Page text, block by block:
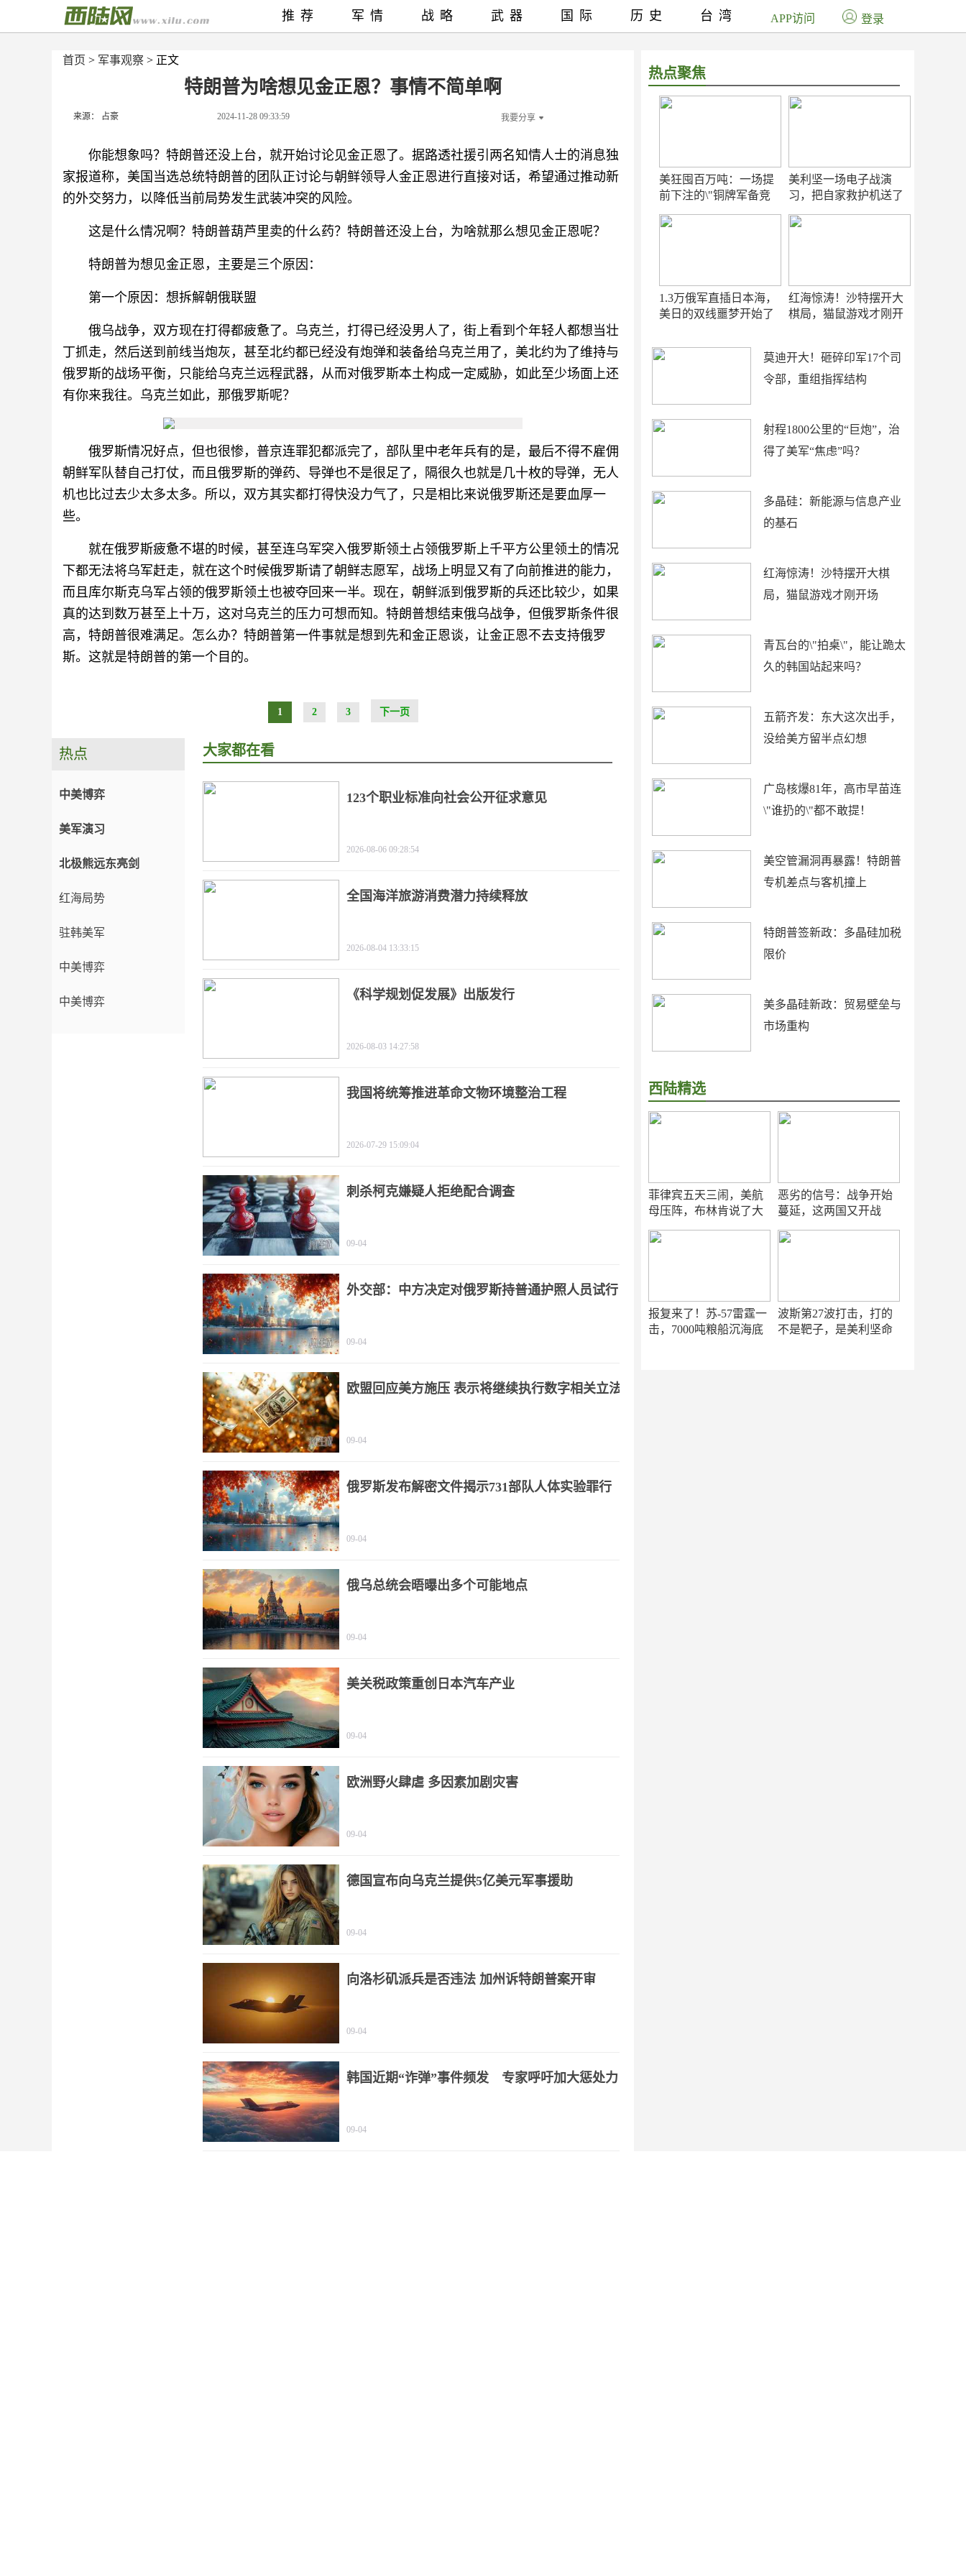
首页 > 军事观察 > 正文
特朗普为啥想见金正恩？事情不简单啊
来源： 占豪 2024-11-28 09:33:59 我要分享
你能想象吗？特朗普还没上台，就开始讨论见金正恩了。据路透社援引两名知情人士的消息独
家报道称，美国当选总统特朗普的团队正讨论与朝鲜领导人金正恩进行直接对话，希望通过推动新
的外交努力，以降低当前局势发生武装冲突的风险。
这是什么情况啊？特朗普葫芦里卖的什么药？特朗普还没上台，为啥就那么想见金正恩呢？
特朗普为想见金正恩，主要是三个原因：
第一个原因：想拆解朝俄联盟
俄乌战争，双方现在打得都疲惫了。乌克兰，打得已经没男人了，街上看到个年轻人都想当壮
丁抓走，然后送到前线当炮灰，甚至北约都已经没有炮弹和装备给乌克兰用了，美北约为了维持与
俄罗斯的战场平衡，只能给乌克兰远程武器，从而对俄罗斯本土构成一定威胁，如此至少场面上还
有你来我往。乌克兰如此，那俄罗斯呢？
俄罗斯情况好点，但也很惨，普京连罪犯都派完了，部队里中老年兵有的是，最后不得不雇佣
朝鲜军队替自己打仗，而且俄罗斯的弹药、导弹也不是很足了，隔很久也就是几十枚的导弹，无人
机也比过去少太多太多。所以，双方其实都打得快没力气了，只是相比来说俄罗斯还是要血厚一
些。
就在俄罗斯疲惫不堪的时候，甚至连乌军突入俄罗斯领土占领俄罗斯上千平方公里领土的情况
下都无法将乌军赶走，就在这个时候俄罗斯请了朝鲜志愿军，战场上明显又有了向前推进的能力，
而且库尔斯克乌军占领的俄罗斯领土也被夺回来一半。现在，朝鲜派到俄罗斯的兵还比较少，如果
真的达到数万甚至上十万，这对乌克兰的压力可想而知。特朗普想结束俄乌战争，但俄罗斯条件很
高，特朗普很难满足。怎么办？特朗普第一件事就是想到先和金正恩谈，让金正恩不去支持俄罗
斯。这就是特朗普的第一个目的。
1 2 3 下一页
热点聚焦
美狂囤百万吨：一场提
前下注的\"铜牌军备竞
美利坚一场电子战演
习，把自家救护机送了
1.3万俄军直插日本海，
美日的双线噩梦开始了
红海惊涛！沙特摆开大
棋局，猫鼠游戏才刚开
莫迪开大！砸碎印军17个司
令部，重组指挥结构
射程1800公里的“巨炮”，治
得了美军“焦虑”吗？
多晶硅：新能源与信息产业
的基石
红海惊涛！沙特摆开大棋
局，猫鼠游戏才刚开场
青瓦台的\"拍桌\"，能让跪太
久的韩国站起来吗？
五箭齐发：东大这次出手，
没给美方留半点幻想
广岛核爆81年，高市早苗连
\"谁扔的\"都不敢提！
美空管漏洞再暴露！特朗普
专机差点与客机撞上
特朗普签新政：多晶硅加税
限价
美多晶硅新政：贸易壁垒与
市场重构
西陆精选
菲律宾五天三闹，美航
母压阵，布林肯说了大
恶劣的信号：战争开始
蔓延，这两国又开战
报复来了！苏-57雷霆一
击，7000吨粮船沉海底
波斯第27波打击，打的
不是靶子，是美利坚命
推荐 军情 战略 武器 国际 历史 台湾 APP访问 登录
热点
中美博弈
美军演习
北极熊远东亮剑
红海局势
驻韩美军
中美博弈
中美博弈
大家都在看
123个职业标准向社会公开征求意见
2026-08-06 09:28:54
全国海洋旅游消费潜力持续释放
2026-08-04 13:33:15
《科学规划促发展》出版发行
2026-08-03 14:27:58
我国将统筹推进革命文物环境整治工程
2026-07-29 15:09:04
刺杀柯克嫌疑人拒绝配合调查
09-04
外交部：中方决定对俄罗斯持普通护照人员试行
09-04
欧盟回应美方施压 表示将继续执行数字相关立法
09-04
俄罗斯发布解密文件揭示731部队人体实验罪行
09-04
俄乌总统会晤曝出多个可能地点
09-04
美关税政策重创日本汽车产业
09-04
欧洲野火肆虐 多因素加剧灾害
09-04
德国宣布向乌克兰提供5亿美元军事援助
09-04
向洛杉矶派兵是否违法 加州诉特朗普案开审
09-04
韩国近期“诈弹”事件频发 专家呼吁加大惩处力
09-04